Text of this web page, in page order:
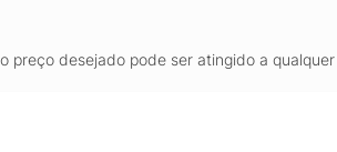
preço desejado pode ser atingido a